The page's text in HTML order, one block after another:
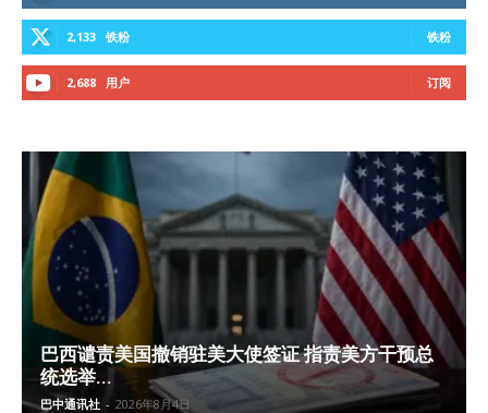
2,133 铁粉 铁粉
2,688 用户 订阅
巴西谴责美国撤销驻美大使签证 指责美方干预总
统选举...
巴中通讯社 - 2026年8月4日